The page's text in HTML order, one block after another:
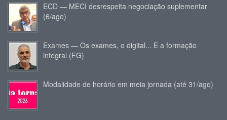
ECD — MECI desrespeita negociação suplementar
(6/ago)
Exames — Os exames, o digital... E a formação
integral (FG)
Modalidade de horário em meia jornada (até 31/ago)